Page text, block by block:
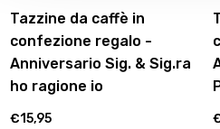
Tazzine da caffè in
confezione regalo -
Anniversario Sig. & Sig.ra
ho ragione io
€15,95